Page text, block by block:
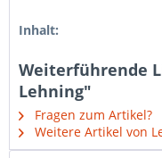
Inhalt:
Weiterführende
Lehning"
Fragen zum Artikel?
Weitere Artikel von